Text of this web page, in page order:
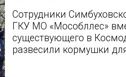
Сотрудники
ГКУ МО «Мособллес»
существующего в
развесили кормушки